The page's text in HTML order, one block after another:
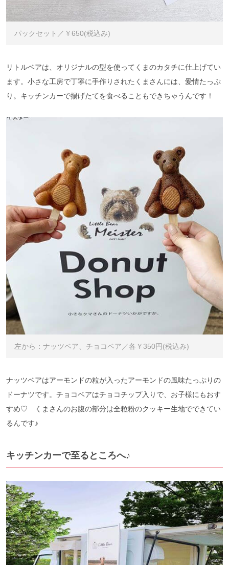
パックセット／￥650(税込み)
リトルベアは、オリジナルの型を使ってくまのカタチに仕上げてい
ます。小さな工房で丁寧に手作りされたくまさんには、愛情たっぷ
り。キッチンカーで揚げたてを食べることもできちゃうんです！
左から：ナッツベア、チョコベア／各￥350円(税込み)
ナッツベアはアーモンドの粒が入ったアーモンドの風味たっぷりの
ドーナツです。チョコベアはチョコチップ入りで、お子様にもおす
すめ♡ くまさんのお腹の部分は全粒粉のクッキー生地でできてい
るんです♪
キッチンカーで至るところへ♪